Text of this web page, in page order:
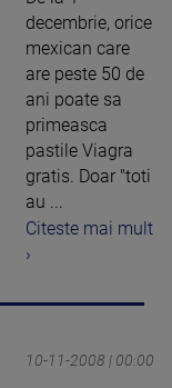
decembrie, orice
mexican care
are peste 50 de
ani poate sa
primeasca
pastile Viagra
gratis. Doar "toti
au ...
Citeste mai mult
›
10-11-2008 | 00:00